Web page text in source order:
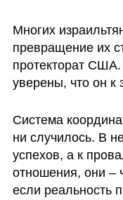
Многих
превращение их
протекторат
уверены, что он к
Система
ни случилось. В
успехов, а к
отношения, они –
если реальность